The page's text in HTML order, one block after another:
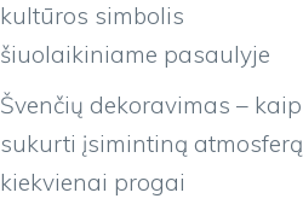
kultūros simbolis
šiuolaikiniame pasaulyje
Švenčių dekoravimas – kaip
sukurti įsimintiną atmosferą
kiekvienai progai